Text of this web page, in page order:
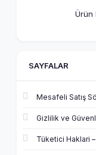
Ürün
SAYFALAR
Mesafeli Satış
Gizlilik ve
Tüketici Haklari